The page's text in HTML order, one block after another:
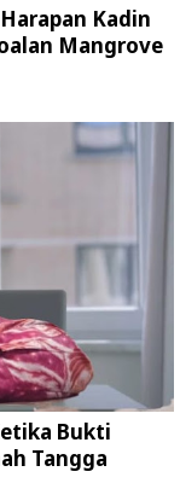
Kadin
Mangrove
Bukti
Tangga